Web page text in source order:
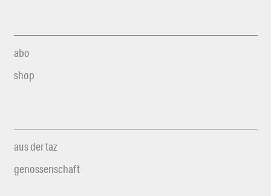
abo
shop
aus der taz
genossenschaft